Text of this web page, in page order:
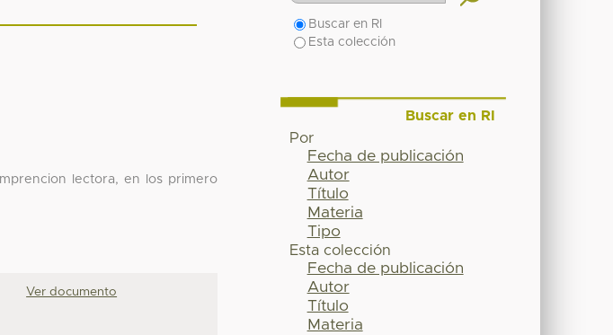
lectora, en los primero
Ver documento
Buscar en RI
Esta colección
Buscar en RI
Por
Fecha de publicación
Autor
Título
Materia
Tipo
Esta colección
Fecha de publicación
Autor
Título
Materia